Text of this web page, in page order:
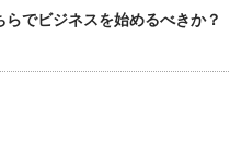
らでビジネスを始めるべきか？